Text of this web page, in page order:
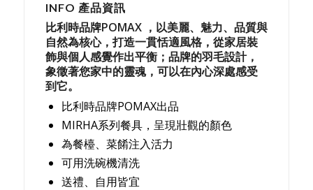
INFO 產品資訊
比利時品牌POMAX ，以美麗、魅力、品質與
自然為核心，打造一貫恬適風格，從家居裝
飾與個人感覺作出平衡；品牌的羽毛設計，
象徵著您家中的靈魂，可以在內心深處感受
到它。
比利時品牌POMAX出品
MIRHA系列餐具，呈現壯觀的顏色
為餐檯、菜餚注入活力
可用洗碗機清洗
送禮、自用皆宜